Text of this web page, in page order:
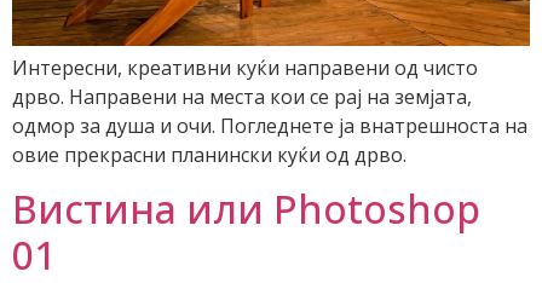
Интересни, креативни куќи направени од чисто
дрво. Направени на места кои се рај на земјата,
одмор за душа и очи. Погледнете ја внатрешноста на
овие прекрасни планински куќи од дрво.
Вистина или Photoshop
01